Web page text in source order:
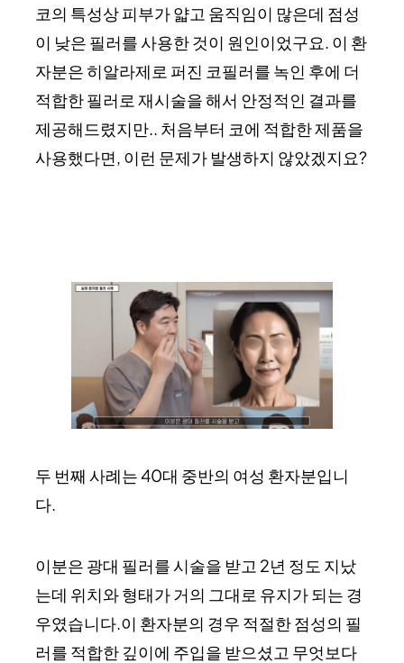
코의 특성상 피부가 얇고 움직임이 많은데 점성
이 낮은 필러를 사용한 것이 원인이었구요. 이 환
자분은 히알라제로 퍼진 코필러를 녹인 후에 더
적합한 필러로 재시술을 해서 안정적인 결과를
제공해드렸지만.. 처음부터 코에 적합한 제품을
사용했다면, 이런 문제가 발생하지 않았겠지요?
두 번째 사례는 40대 중반의 여성 환자분입니
다.
이분은 광대 필러를 시술을 받고 2년 정도 지났
는데 위치와 형태가 거의 그대로 유지가 되는 경
우였습니다.이 환자분의 경우 적절한 점성의 필
러를 적합한 깊이에 주입을 받으셨고 무엇보다